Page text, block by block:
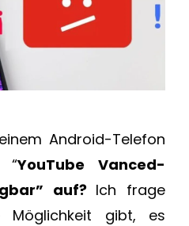
Android-Telefon
“YouTube Vanced-
auf? Ich frage
gibt, es